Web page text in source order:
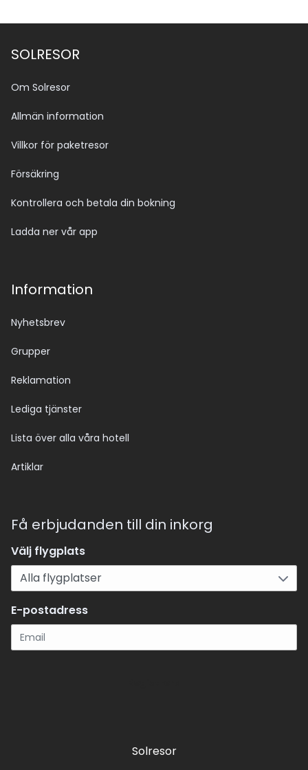
SOLRESOR
Om Solresor
Allmän information
Villkor för paketresor
Försäkring
Kontrollera och betala din bokning
Ladda ner vår app
Information
Nyhetsbrev
Grupper
Reklamation
Lediga tjänster
Lista över alla våra hotell
Artiklar
Få erbjudanden till din inkorg
Välj flygplats
E-postadress
Solresor